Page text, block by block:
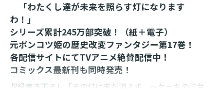
「わたくし達が未来を照らす灯になります
わ！」
シリーズ累計245万部突破！（紙＋電子）
元ポンコツ姫の歴史改変ファンタジー第17巻！
各配信サイトにてTVアニメ絶賛配信中！
コミックス最新刊も同時発売！
収録書き下ろし「その灯は未だ消えず ～ケーキの灯台